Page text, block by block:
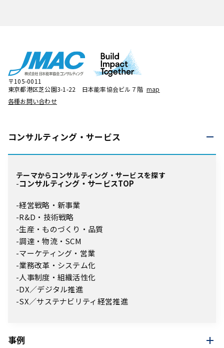
〒105-0011
東京都港区芝公園3-1-22 日本能率協会ビル７階 map
各種お問い合わせ
コンサルティング・ サービス
テーマからコンサルティング・サービスを探す
コンサルティング・サービスTOP
経営戦略・新事業
R&D・技術戦略
生産・ものづくり・品質
調達・物流・SCM
マーケティング・営業
業務改革・システム化
人事制度・組織活性化
DX／デジタル推進
SX／サステナビリティ経営推進
事例